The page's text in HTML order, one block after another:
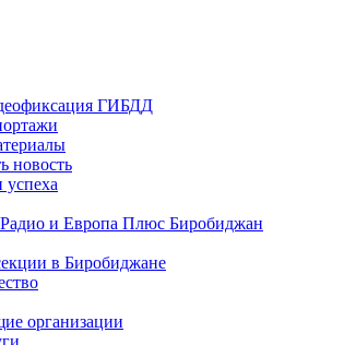
ГИБДД
новость
Радио и Европа Плюс Биробиджан
в Биробиджане
организации